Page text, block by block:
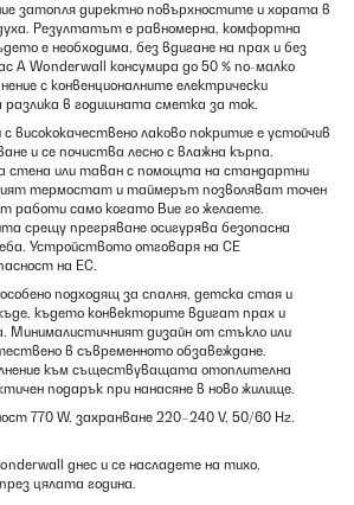
затопля директно повърхностите и хората в
Резултатът е равномерна, комфортна
е необходима, без вдигане на прах и без
A Wonderwall консумира до 50 % по-малко
с конвенционалните електрически
в годишната сметка за ток.
висококачествено лаково покритие е устойчив
и се почиства лесно с влажна кърпа.
стена или таван с помощта на стандартни
термостат и таймерът позволяват точен
работи само когато Вие го желаете.
срещу прегряване осигурява безопасна
Устройството отговаря на CE
на ЕС.
подходящ за спалня, детска стая и
където конвекторите вдигат прах и
дизайн от стъкло или
в съвременното обзавеждане.
към съществуващата отоплителна
подарък при нанасяне в ново жилище.
770 W, захранване 220–240 V, 50/60 Hz.
днес и се насладете на тихо,
цялата година.